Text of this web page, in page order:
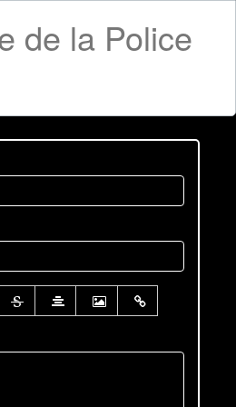
de la Police